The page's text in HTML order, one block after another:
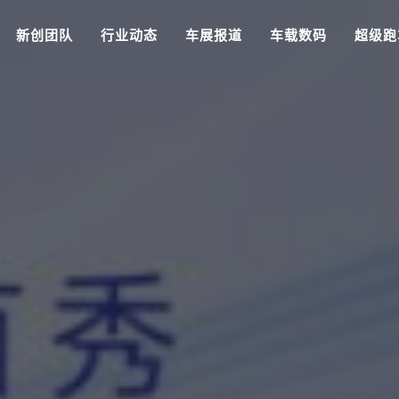
新创团队 行业动态 车展报道 车载数码 超级